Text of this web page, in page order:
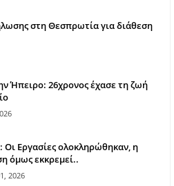
στη Θεσπρωτία για διάθεση
Ήπειρο: 26χρονος έχασε τη ζωή
Οι Εργασίες ολοκληρώθηκαν, η
όμως εκκρεμεί..
2026